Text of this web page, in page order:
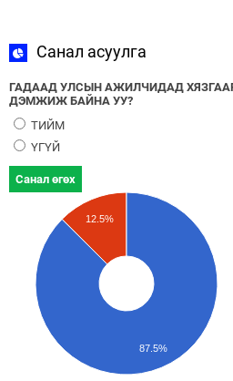
Санал асуулга
ГАДААД УЛСЫН АЖИЛЧИДАД
ДЭМЖИЖ БАЙНА УУ?
ТИЙМ
ҮГҮЙ
Санал өгөх
12.5%
87.5%